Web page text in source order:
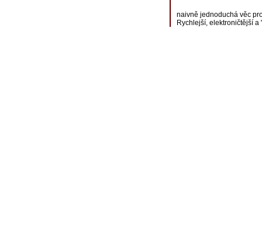
naivně jednoduchá věc
Rychlejší, elektroničtější